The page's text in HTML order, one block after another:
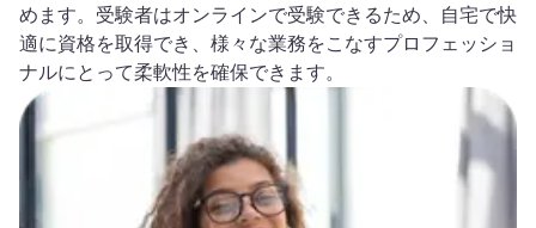
めます。受験者はオンラインで受験できるため、自宅で快
適に資格を取得でき、様々な業務をこなすプロフェッショ
ナルにとって柔軟性を確保できます。